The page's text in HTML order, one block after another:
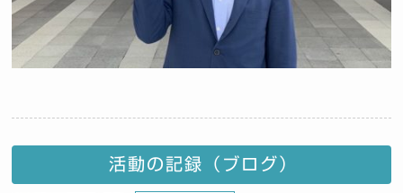
活動の記録（ブログ）